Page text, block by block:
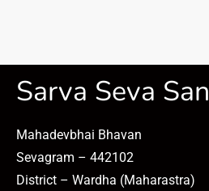
Sarva Seva
Mahadevbhai Bhavan
Sevagram – 442102
District – Wardha (Maharastra)